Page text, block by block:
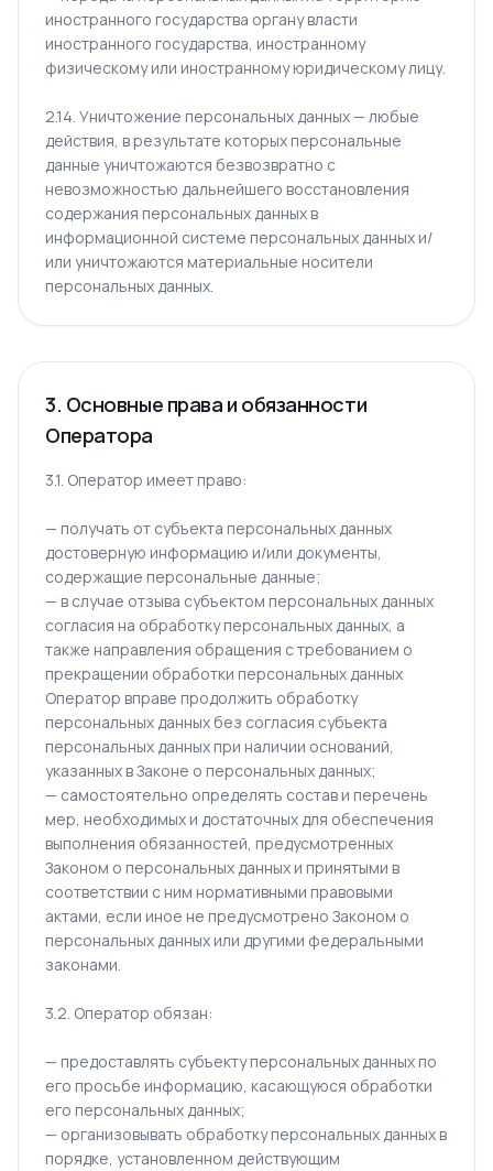
иностранного государства органу власти
иностранного государства, иностранному
физическому или иностранному юридическому лицу.
2.14. Уничтожение персональных данных — любые
действия, в результате которых персональные
данные уничтожаются безвозвратно с
невозможностью дальнейшего восстановления
содержания персональных данных в
информационной системе персональных данных и/
или уничтожаются материальные носители
персональных данных.
3. Основные права и обязанности
Оператора
3.1. Оператор имеет право:
— получать от субъекта персональных данных
достоверную информацию и/или документы,
содержащие персональные данные;
— в случае отзыва субъектом персональных данных
согласия на обработку персональных данных, а
также направления обращения с требованием о
прекращении обработки персональных данных
Оператор вправе продолжить обработку
персональных данных без согласия субъекта
персональных данных при наличии оснований,
указанных в Законе о персональных данных;
— самостоятельно определять состав и перечень
мер, необходимых и достаточных для обеспечения
выполнения обязанностей, предусмотренных
Законом о персональных данных и принятыми в
соответствии с ним нормативными правовыми
актами, если иное не предусмотрено Законом о
персональных данных или другими федеральными
законами.
3.2. Оператор обязан:
— предоставлять субъекту персональных данных по
его просьбе информацию, касающуюся обработки
его персональных данных;
— организовывать обработку персональных данных в
порядке, установленном действующим